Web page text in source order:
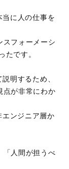
当に⼈の仕事を
フォーメーシ
たです。
明するため、
が非常にわか
ンジニア層か
人間が担うべ